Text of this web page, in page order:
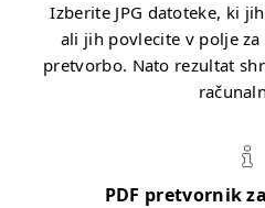
Izberite JPG datoteke, ki
ali jih povlecite v polje
pretvorbo. Nato rezultat
PDF pretvornik